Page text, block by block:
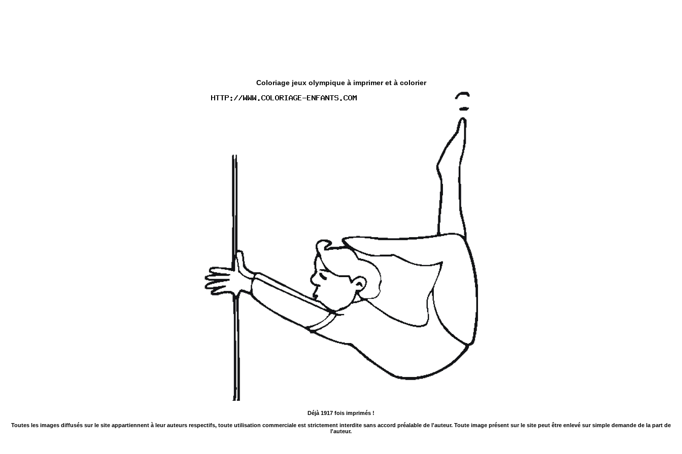
Coloriage jeux olympique à imprimer et à colorier
Déjà 1917 fois imprimés !
Toutes les images diffusés sur le site appartiennent à leur auteurs respectifs, toute utilisation commerciale est strictement interdite sans accord préalable de l'auteur. Toute image présent sur le site peut être enlevé sur simple demande de la part de
l'auteur.